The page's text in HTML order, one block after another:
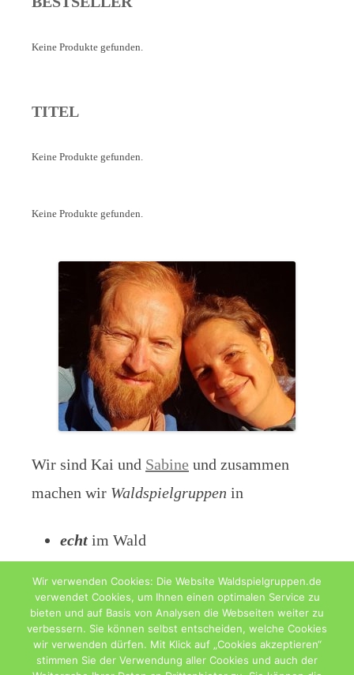
Keine Produkte gefunden.
TITEL
Keine Produkte gefunden.
Keine Produkte gefunden.
Wir sind Kai und Sabine und zusammen
machen wir Waldspielgruppen in
echt im Wald
Wir verwenden Cookies: Die Website Waldspielgruppen.de
verwendet Cookies, um Ihnen einen optimalen Service zu
bieten und auf Basis von Analysen die Webseiten weiter zu
verbessern. Sie können selbst entscheiden, welche Cookies
wir verwenden dürfen. Mit Klick auf „Cookies akzeptieren“
stimmen Sie der Verwendung aller Cookies und auch der